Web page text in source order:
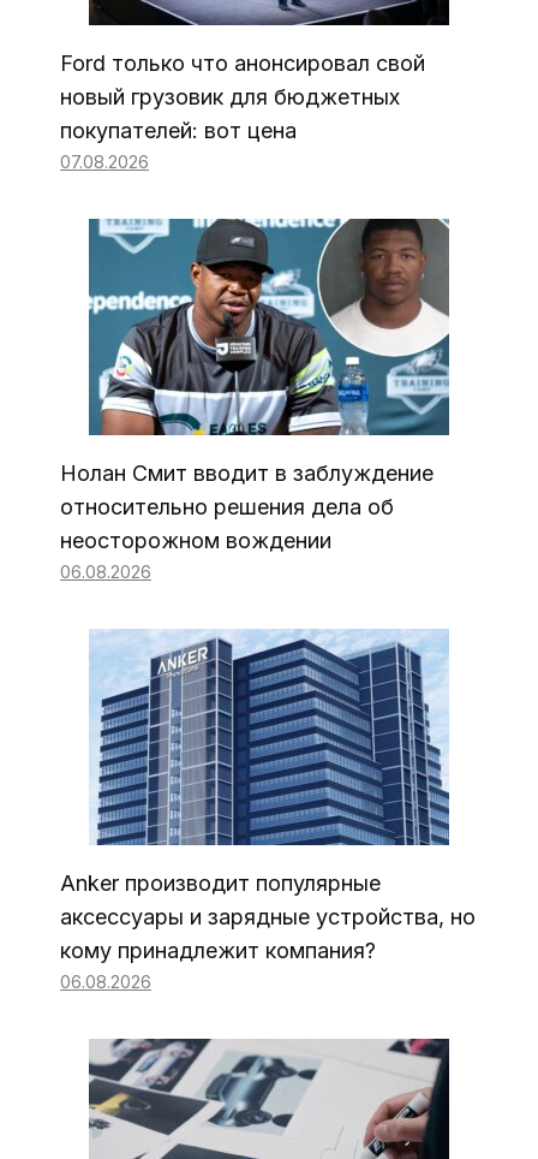
Ford только что анонсировал свой
новый грузовик для бюджетных
покупателей: вот цена
07.08.2026
Нолан Смит вводит в заблуждение
относительно решения дела об
неосторожном вождении
06.08.2026
Anker производит популярные
аксессуары и зарядные устройства, но
кому принадлежит компания?
06.08.2026